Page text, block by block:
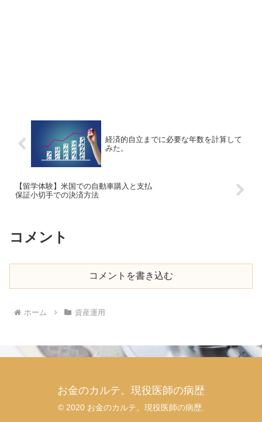
経済的自立までに必要な年数を計算して
みた。
【留学体験】米国での自動車購入と支払
保証小切手での決済方法
コメント
コメントを書き込む
ホーム 資産運用
お金のカルテ。現役医師の病歴
© 2020 お金のカルテ。現役医師の病歴.